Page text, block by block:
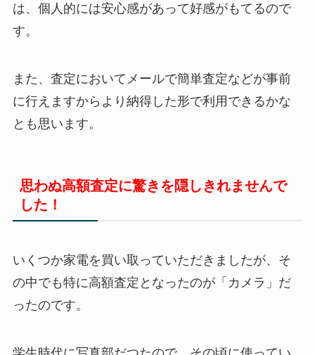
は、個人的には安心感があって好感がもてるので
す。
また、査定においてメールで簡単査定などが事前
に行えますからより納得した形で利用できるかな
とも思います。
思わぬ高額査定に驚きを隠しきれませんで
した！
いくつか家電を買い取っていただきましたが、そ
の中でも特に高額査定となったのが「カメラ」だ
ったのです。